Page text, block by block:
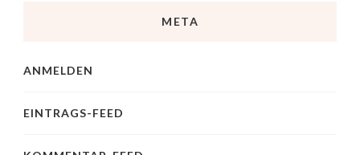
META
ANMELDEN
EINTRAGS-FEED